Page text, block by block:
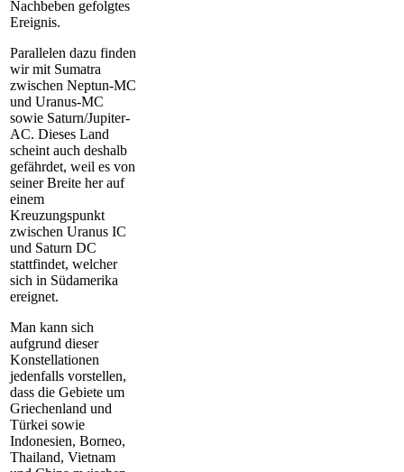
Nachbeben gefolgtes
Ereignis.
Parallelen dazu finden
wir mit Sumatra
zwischen Neptun-MC
und Uranus-MC
sowie Saturn/Jupiter-
AC. Dieses Land
scheint auch deshalb
gefährdet, weil es von
seiner Breite her auf
einem
Kreuzungspunkt
zwischen Uranus IC
und Saturn DC
stattfindet, welcher
sich in Südamerika
ereignet.
Man kann sich
aufgrund dieser
Konstellationen
jedenfalls vorstellen,
dass die Gebiete um
Griechenland und
Türkei sowie
Indonesien, Borneo,
Thailand, Vietnam